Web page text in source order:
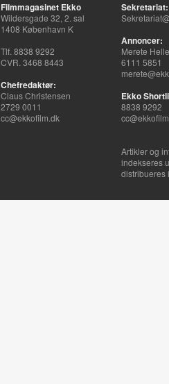
Filmmagasinet Ekko
Wildersgade 32, 2. sal
1408 København K
Tlf. 8838 9292
CVR. 3468 8443
Chefredaktør:
Claus Christensen
2729 0011
cc@ekkofilm.dk
Sekretariat:
Annoncer:
Merete
6111 5851
Ekko
8838 9292
Artikler og
indekseres
distribueres